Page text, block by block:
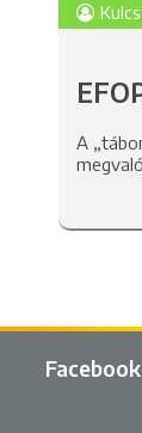
A
Facebook